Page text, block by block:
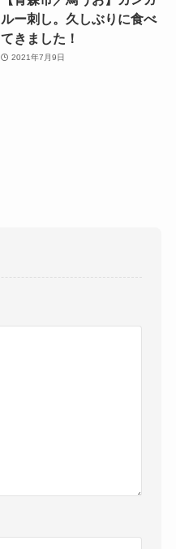
ルー刺し。久しぶりに食べ
てきました！
2021年7月9日